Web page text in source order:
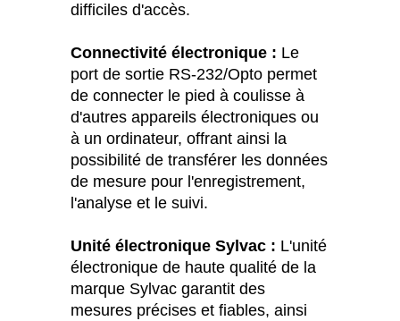
difficiles d'accès.
Connectivité électronique : Le
port de sortie RS-232/Opto permet
de connecter le pied à coulisse à
d'autres appareils électroniques ou
à un ordinateur, offrant ainsi la
possibilité de transférer les données
de mesure pour l'enregistrement,
l'analyse et le suivi.
Unité électronique Sylvac : L'unité
électronique de haute qualité de la
marque Sylvac garantit des
mesures précises et fiables, ainsi